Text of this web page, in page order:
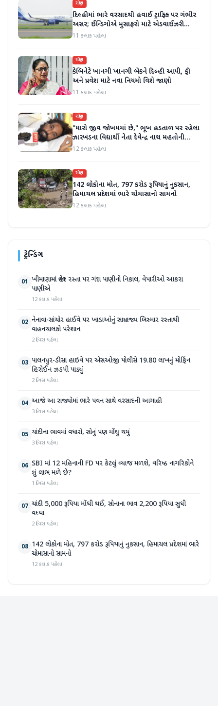
રાષ્ટ્રીય
દિલ્હીમાં ભારે વરસાદથી હવાઈ ટ્રાફિક પર ગંભીર
અસર; ઈન્ડિગોએ મુસાફરો માટે એડવાઈઝરી
જાહેર કરી
11 કલાક પહેલા
રાષ્ટ્રીય
કેબિનેટે ખાનગી ખાનગી બેંકને દિલ્હી આપી, ફી
અને પ્રવેશ માટે નવા નિયમો વિશે જાણો
11 કલાક પહેલા
રાષ્ટ્રીય
"મારો જીવ જોખમમાં છે," ભૂખ હડતાળ પર રહેલા
ઝારખંડના વિદ્યાર્થી નેતા દેવેન્દ્ર નાથ મહતોની
તબિયત ખરાબ
12 કલાક પહેલા
રાષ્ટ્રીય
142 લોકોના મોત, 797 કરોડ રૂપિયાનું નુકસાન,
હિમાચલ પ્રદેશમાં ભારે ચોમાસાનો સામનો
12 કલાક પહેલા
ટ્રેન્ડિંગ
01 ખીમાણામાં જાહેર રસ્તા પર ગંદા પાણીનો નિકાલ, વેપારીઓ આકરા
પાણીએ
12 કલાક પહેલા
02 નેનાવા-સાંચોર હાઈવે પર ખાડાઓનું સામ્રાજ્ય બિસ્માર રસ્તાથી
વાહનચાલકો પરેશાન
2 દિવસ પહેલા
03 પાલનપુર-ડીસા હાઇવે પર એસઓજી પોલીસે 19.80 લાખનું મોર્ફિન
હિરોઈન ઝડપી પાડ્યું
2 દિવસ પહેલા
04 આજે આ રાજ્યોમાં ભારે પવન સાથે વરસાદની આગાહી
3 દિવસ પહેલા
05 ચાંદીના ભાવમાં વધારો, સોનું પણ મોંઘુ થયું
3 દિવસ પહેલા
06 SBI માં 12 મહિનાની FD પર કેટલું વ્યાજ મળશે, વરિષ્ઠ નાગરિકોને
શું લાભ મળે છે?
1 દિવસ પહેલા
07 ચાંદી 5,000 રૂપિયા મોંઘી થઈ, સોનાના ભાવ 2,200 રૂપિયા સુધી
વધ્યા
2 દિવસ પહેલા
08 142 લોકોના મોત, 797 કરોડ રૂપિયાનું નુકસાન, હિમાચલ પ્રદેશમાં ભારે
ચોમાસાનો સામનો
12 કલાક પહેલા